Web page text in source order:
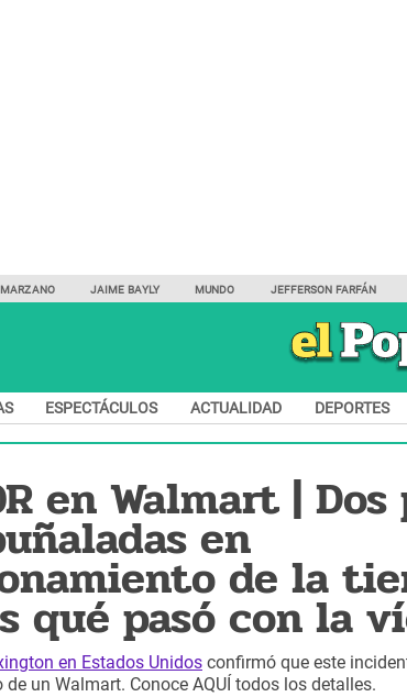
JAIME BAYLY MUNDO JEFFERSON FARFÁN
ESPECTÁCULOS ACTUALIDAD DEPORTES
en Walmart |
en
de la
qué pasó con la
en Estados Unidos confirmó que este
un Walmart. Conoce AQUÍ todos los detalles.